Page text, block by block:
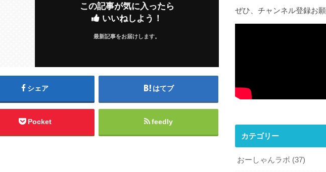
この記事が気に入ったら
いいねしよう！
最新記事をお届けします。
シェア はてブ
Pocket feedly
ぜひ、チャンネル登録お
カテゴリー
おーしゃんラボ (37)